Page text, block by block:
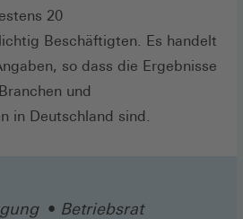
20
Beschäftigten. Es handelt
so dass die Ergebnisse
und
in Deutschland sind.
Betriebsrat